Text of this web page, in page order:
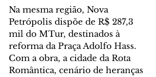
Na mesma região, Nova
Petrópolis dispõe de R$ 287,3
mil do MTur, destinados à
reforma da Praça Adolfo Hass.
Com a obra, a cidade da Rota
Romântica, cenário de heranças